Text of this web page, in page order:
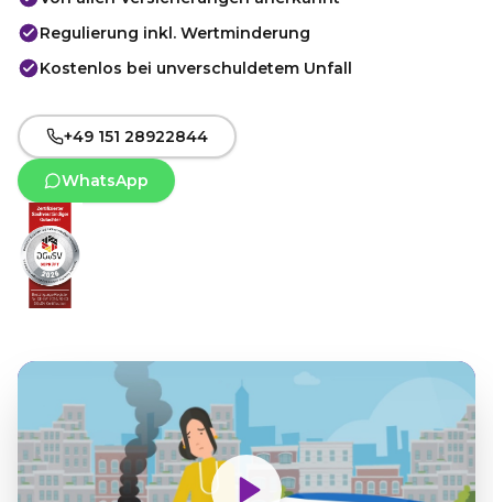
Regulierung inkl. Wertminderung
Kostenlos bei unverschuldetem Unfall
+49 151 28922844
WhatsApp